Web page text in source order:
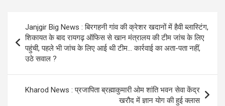
o
o
k
A
p
p
a
m
navigation
Janjgir Big News : बिरगहनी गांव की क्रेशर खदानों में हैवी ब्लास्टिंग,
शिकायत के बाद रायगढ़ ऑफिस से खान मंत्रालय की टीम जांच के लिए
पहुंची, पहले भी जांच के लिए आई थी टीम… कार्रवाई का अता-पता नहीं,
उठे सवाल ?
Kharod News : प्रजापिता ब्रह्माकुमारी ओम शांति भवन सेवा केंद्र
खरौद में ज्ञान योग की हुई क्लास